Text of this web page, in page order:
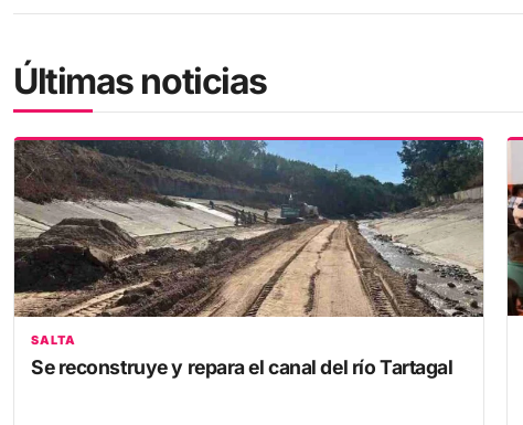
Últimas noticias
SALTA
Se reconstruye y repara el canal del río Tartagal